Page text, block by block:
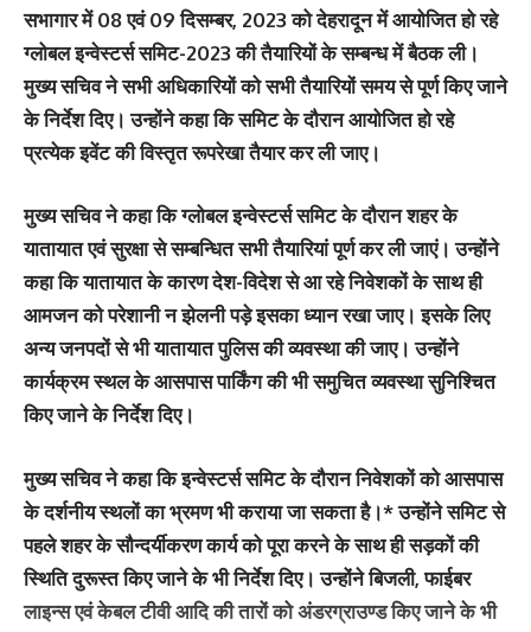
सभागार में 08 एवं 09 दिसम्बर, 2023 को देहरादून में आयोजित हो रहे
ग्लोबल इन्वेस्टर्स समिट-2023 की तैयारियों के सम्बन्ध में बैठक ली।
मुख्य सचिव ने सभी अधिकारियों को सभी तैयारियों समय से पूर्ण किए जाने
के निर्देश दिए। उन्होंने कहा कि समिट के दौरान आयोजित हो रहे
प्रत्येक इवेंट की विस्तृत रूपरेखा तैयार कर ली जाए।
मुख्य सचिव ने कहा कि ग्लोबल इन्वेस्टर्स समिट के दौरान शहर के
यातायात एवं सुरक्षा से सम्बन्धित सभी तैयारियां पूर्ण कर ली जाएं। उन्होंने
कहा कि यातायात के कारण देश-विदेश से आ रहे निवेशकों के साथ ही
आमजन को परेशानी न झेलनी पड़े इसका ध्यान रखा जाए। इसके लिए
अन्य जनपदों से भी यातायात पुलिस की व्यवस्था की जाए। उन्होंने
कार्यक्रम स्थल के आसपास पार्किंग की भी समुचित व्यवस्था सुनिश्चित
किए जाने के निर्देश दिए।
मुख्य सचिव ने कहा कि इन्वेस्टर्स समिट के दौरान निवेशकों को आसपास
के दर्शनीय स्थलों का भ्रमण भी कराया जा सकता है।* उन्होंने समिट से
पहले शहर के सौन्दर्यीकरण कार्य को पूरा करने के साथ ही सड़कों की
स्थिति दुरूस्त किए जाने के भी निर्देश दिए। उन्होंने बिजली, फाईबर
लाइन्स एवं केबल टीवी आदि की तारों को अंडरग्राउण्ड किए जाने के भी